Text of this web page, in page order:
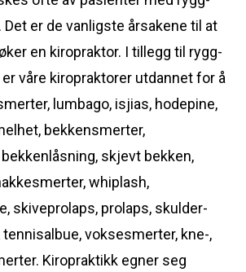
Det er de vanligste årsakene til at
en kiropraktor. I tillegg til rygg-
våre kiropraktorer utdannet for å
lumbago, isjias, hodepine,
bekkensmerter,
skjevt bekken,
whiplash,
skiveprolaps, prolaps, skulder-
voksesmerter, kne-,
Kiropraktikk egner seg